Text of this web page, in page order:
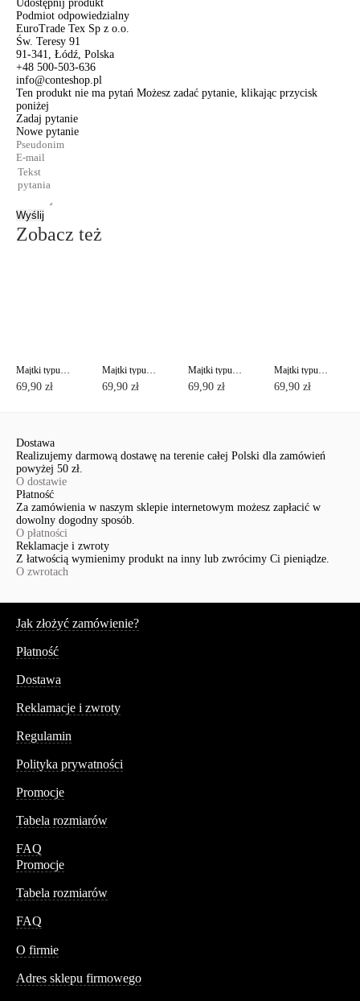
Udostępnij produkt
Podmiot odpowiedzialny
EuroTrade Tex Sp z o.o.
Św. Teresy 91
91-341, Łódź, Polska
+48 500-503-636
info@conteshop.pl
Ten produkt nie ma pytań Możesz zadać pytanie, klikając przycisk
poniżej
Zadaj pytanie
Nowe pytanie
Wyślij
Zobacz też
Majtki typu "figi" ze średnim stanem AURA RP3080
69,90 zł
Majtki typu "figi" ze średnim stanem AURA RP3080
69,90 zł
Majtki typu "figi" ze średnim stanem AURA RP3080
69,90 zł
Majtki typu "figi" ze średnim stanem AURA RP3080
69,90 zł
Dostawa
Realizujemy darmową dostawę na terenie całej Polski dla zamówień
powyżej 50 zł.
O dostawie
Płatność
Za zamówienia w naszym sklepie internetowym możesz zapłacić w
dowolny dogodny sposób.
O płatności
Reklamacje i zwroty
Z łatwością wymienimy produkt na inny lub zwrócimy Ci pieniądze.
O zwrotach
Jak złożyć zamówienie?
Płatność
Dostawa
Reklamacje i zwroty
Regulamin
Polityka prywatności
Promocje
Tabela rozmiarów
FAQ
Promocje
Tabela rozmiarów
FAQ
O firmie
Adres sklepu firmowego